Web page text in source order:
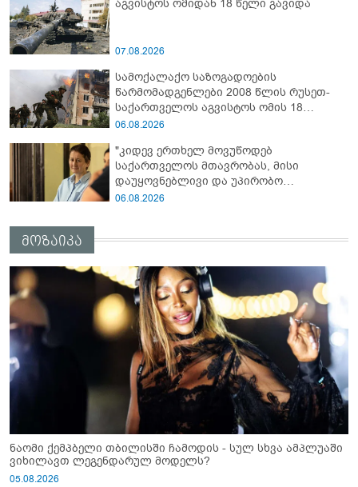
აგვისტოს ომიდან 18 წელი გავიდა
07.08.2026
სამოქალაქო საზოგადოების
წარმომადგენლები 2008 წლის რუსეთ-
საქართველოს აგვისტოს ომის 18
წლისთავთან დაკავშირებით ერთობლივ
06.08.2026
"კიდევ ერთხელ მოვუწოდებ
საქართველოს მთავრობას, მისი
დაუყოვნებლივი და უპირობო
გათავისუფლებისკენ" - რას წერს ეუთო-ს
06.08.2026
მოზაიკა
ნაომი ქემპბელი თბილისში ჩამოდის - სულ სხვა ამპლუაში
ვიხილავთ ლეგენდარულ მოდელს?
05.08.2026